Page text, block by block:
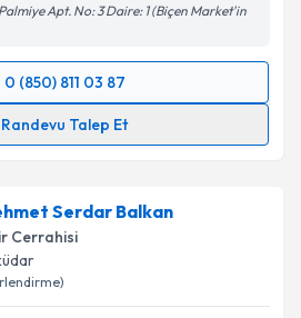
Talebini Gönder
Apt. No: 3 Daire: 1 (Biçen Market'in
0 (850) 811 03 87
Randevu Talep Et
Talebi
e-posta ile bilgilendireceğiz.
Serdar Balkan
Cerrahisi